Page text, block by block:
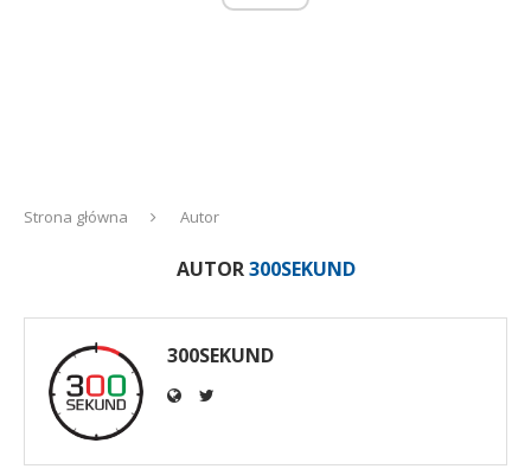
Strona główna Autor
AUTOR300SEKUND
300SEKUND